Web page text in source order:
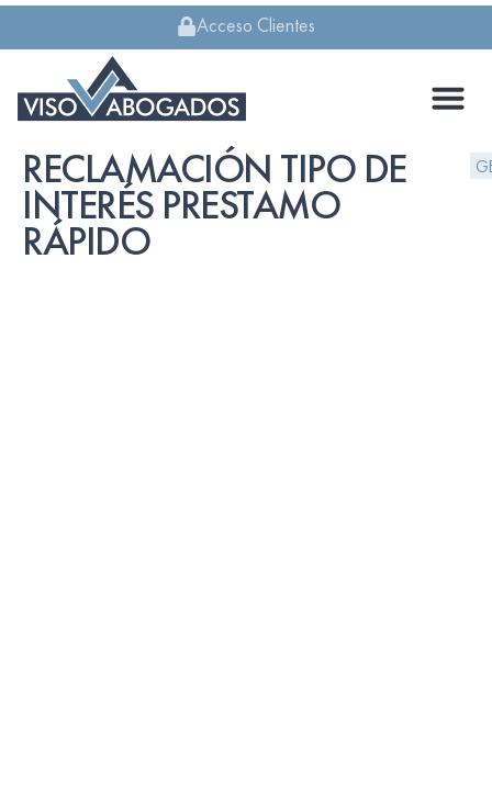
Acceso Clientes
RECLAMACIÓN TIPO DE
INTERÉS PRESTAMO
RÁPIDO